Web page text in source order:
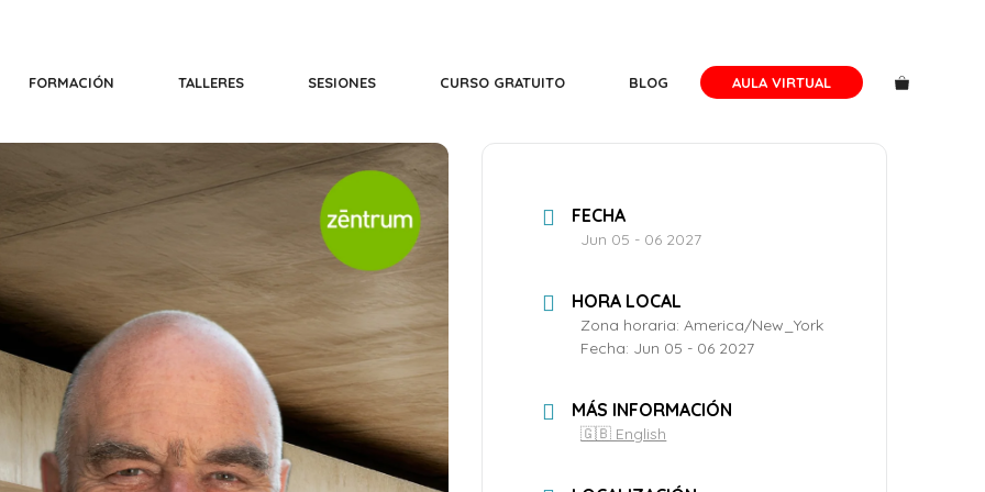
FORMACIÓN TALLERES SESIONES CURSO GRATUITO BLOG AULA VIRTUAL
FECHA
Jun 05 - 06 2027
HORA LOCAL
Zona horaria:America/New_York
Fecha: Jun 05 - 06 2027
MÁS INFORMACIÓN
🇬🇧 English